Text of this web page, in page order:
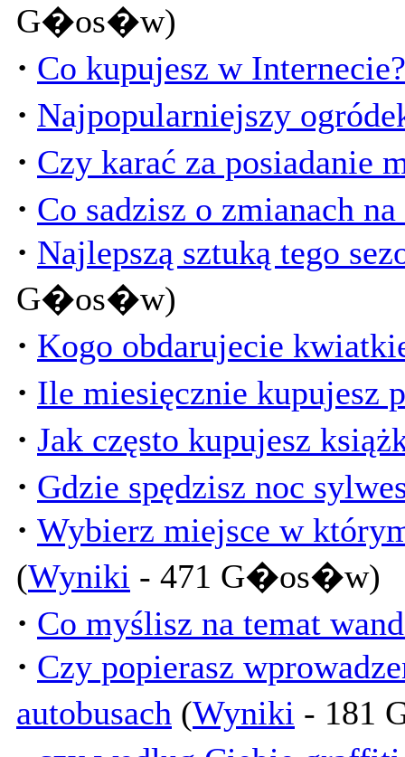
G�os�w)
· Co kupujesz w Internecie?
· Najpopularniejszy
· Czy karać za posiadanie
· Co sadzisz o zmianach
· Najlepszą sztuką tego
G�os�w)
· Kogo obdarujecie
· Ile miesięcznie kupujesz
· Jak często kupujesz
· Gdzie spędzisz noc
· Wybierz miejsce w
(Wyniki - 471 G�os�w)
· Co myślisz na temat
· Czy popierasz
autobusach (Wyniki - 181